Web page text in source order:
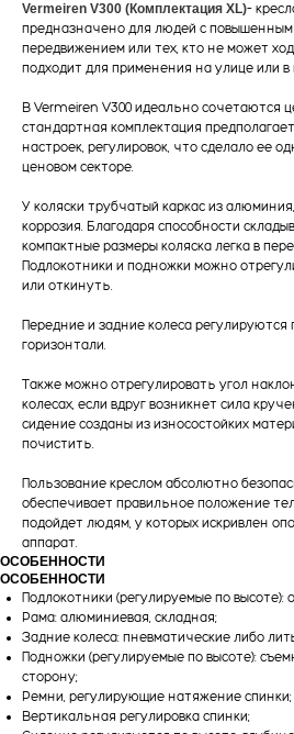
Vermeiren V300 (Комплектация XL)–
предназначено для людей с повышенным
передвижением или тех, кто не может
подходит для применения на улице или в
В Vermeiren V300 идеально сочетаются
стандартная комплектация
настроек, регулировок, что сделало ее
ценовом секторе.
У коляски трубчатый каркас из
коррозия. Благодаря способности
компактные размеры коляска легка в
Подлокотники и подножки можно
или откинуть.
Передние и задние колеса регулируются
горизонтали.
Также можно отрегулировать угол
колесах, если вдруг возникнет сила
сидение созданы из износостойких
почистить.
Пользование креслом абсолютно
обеспечивает правильное положение
подойдет людям, у которых искривлен
аппарат.
ОСОБЕННОСТИ
ОСОБЕННОСТИ
Подлокотники (регулируемые по
Рама: алюминиевая, складная;
Задние колеса: пневматические либо
Подножки (регулируемые по высоте):
сторону;
Ремни, регулирующие натяжение спинки;
Вертикальная регулировка спинки;